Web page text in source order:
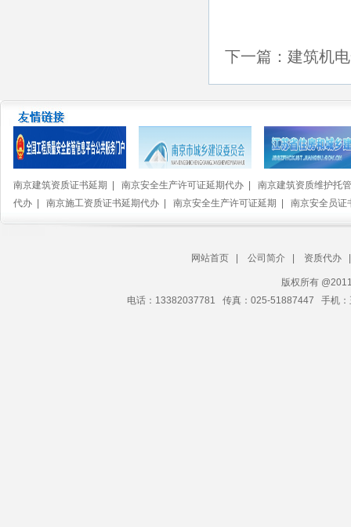
下一篇：建筑机
南京建筑资质证书延期 南京安全生产许可证延期代办
南京建筑资质维护托管
代办
南京施工资质证书延期代办 南京安全生产许可证延期 南京安全员证
网站首页 公司简介 资质代办
版权所有
电话：13382037781 传真：025-51887447 手机